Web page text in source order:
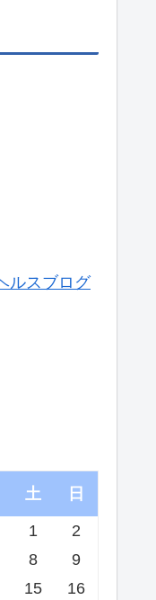
土 日
1
2
8
9
15
16